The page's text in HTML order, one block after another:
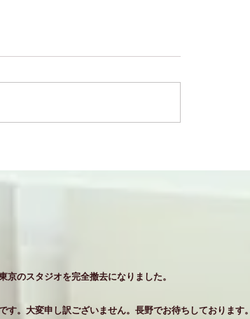
のスタジオを完全撤去になりました。
。大変申し訳ございません。長野でお待ちしております。